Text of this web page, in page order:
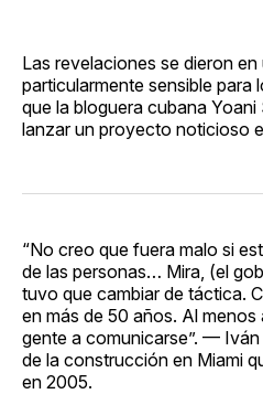
Las revelaciones se dieron
particularmente sensible para
que la bloguera cubana
lanzar un proyecto noticioso
“No creo que fuera malo si
de las personas… Mira, (el
tuvo que cambiar de táctica.
en más de 50 años. Al
gente a comunicarse”. —
de la construcción en Miami
en 2005.